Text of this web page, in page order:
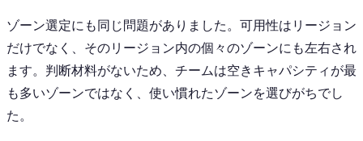
ゾーン選定にも同じ問題がありました。可用性はリージョン
だけでなく、そのリージョン内の個々のゾーンにも左右され
ます。判断材料がないため、チームは空きキャパシティが最
も多いゾーンではなく、使い慣れたゾーンを選びがちでし
た。